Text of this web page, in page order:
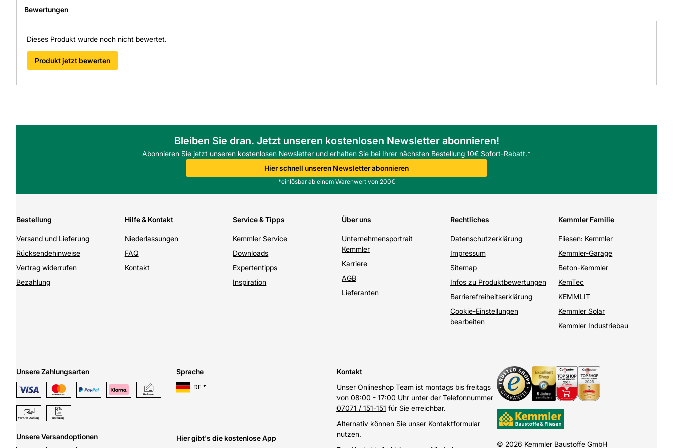
Bewertungen
Dieses Produkt wurde noch nicht bewertet.
Produkt jetzt bewerten
Bleiben Sie dran. Jetzt unseren kostenlosen Newsletter abonnieren!
Abonnieren Sie jetzt unseren kostenlosen Newsletter und erhalten Sie bei Ihrer nächsten Bestellung 10€ Sofort-Rabatt.*
Hier schnell unseren Newsletter abonnieren
*einlösbar ab einem Warenwert von 200€
Bestellung
Versand und Lieferung
Rücksendehinweise
Vertrag widerrufen
Bezahlung
Hilfe & Kontakt
Niederlassungen
FAQ
Kontakt
Service & Tipps
Kemmler Service
Downloads
Expertentipps
Inspiration
Über uns
Unternehmensportrait
Kemmler
Karriere
AGB
Lieferanten
Rechtliches
Datenschutzerklärung
Impressum
Sitemap
Infos zu Produktbewertungen
Barrierefreiheitserklärung
Cookie-Einstellungen
bearbeiten
Kemmler Familie
Fliesen: Kemmler
Kemmler-Garage
Beton-Kemmler
KemTec
KEMMLIT
Kemmler Solar
Kemmler Industriebau
Unsere Zahlungsarten
Unsere Versandoptionen
Sprache
DE
Hier gibt's die kostenlose App
Kontakt
Unser Onlineshop Team ist montags bis freitags
von 08:00 - 17:00 Uhr unter der Telefonnummer
07071 / 151-151 für Sie erreichbar.
Alternativ können Sie unser Kontaktformular
nutzen.
© 2026 Kemmler Baustoffe GmbH